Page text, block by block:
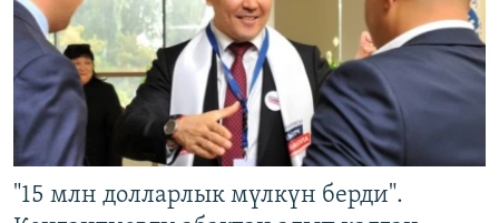
"15 млн долларлык мүлкүн берди".